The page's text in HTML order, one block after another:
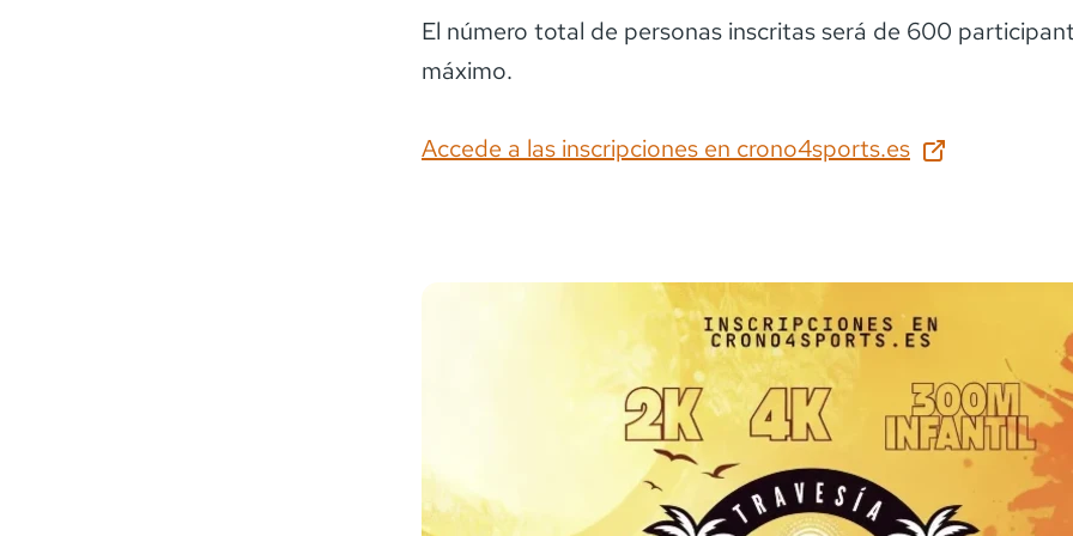
El número total de personas inscritas será de 600
máximo.
Accede a las inscripciones en crono4sports.es